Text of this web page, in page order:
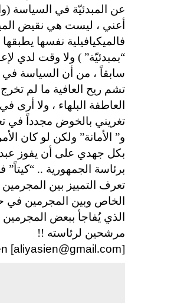
عن المبدئيّة في السياسة
أعني ، ليست هي نقيض
فالميكيافيلية نفسها
“بمبدئيّة” ) ولا وقت لدي
سابقاً ، من أن السياسة في
تشم ريح العافية ما لم
العاطفة البلهاء ، ولا أرى
تغريني بالخوض مجدداً في
و” الأمانة” ولكن لو كان
بكل جهدي على أن يفوز
برئاسة الجمهورية ..
تعرف التمييز بين
الخاص وبين المجرمين
الذي يُفاجأ ببعض المجرمين
مرشحين لرئاسته !!
[aliyasien@gmail.com]